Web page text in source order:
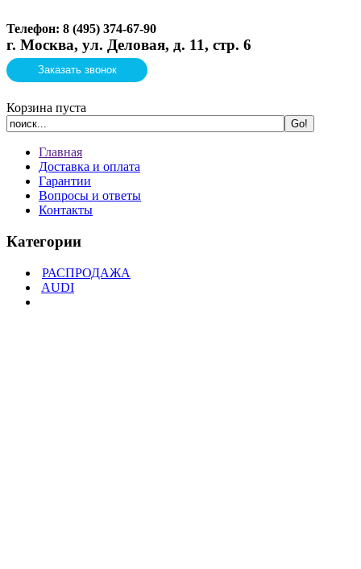
Телефон: 8 (495) 374-67-90
г. Москва, ул. Деловая, д. 11, стр. 6
Заказать звонок
Корзина пуста
Главная
Доставка и оплата
Гарантии
Вопросы и ответы
Контакты
Категории
РАСПРОДАЖА
AUDI